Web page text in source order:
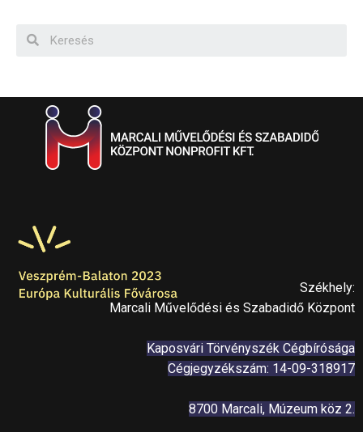
Székhely:
Marcali Művelődési és Szabadidő Központ
Kaposvári Törvényszék Cégbírósága
Cégjegyzékszám: 14-09-318917
8700 Marcali, Múzeum köz 2.